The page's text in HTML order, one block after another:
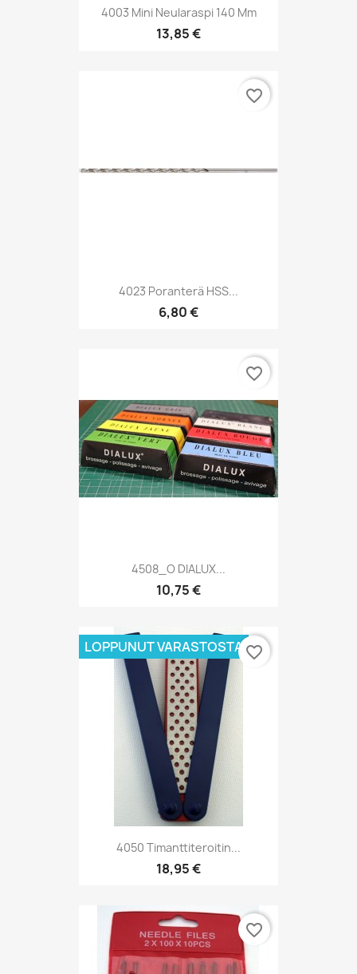
4003 Mini Neularaspi 140 Mm
13,85 €
4023 Poranterä HSS...
6,80 €
favorite_border
4508_O DIALUX...
10,75 €
favorite_border
4050 Timanttiteroitin...
18,95 €
LOPPUNUT VARASTOSTAfavorite_border
favorite_border